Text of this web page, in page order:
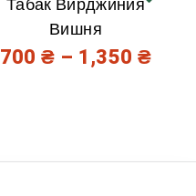
Вишня
700₴ – 1,350 ₴